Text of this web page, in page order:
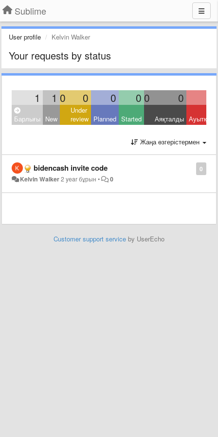
Sublime
User profile Kelvin Walker
Your requests by status
1 1 0 0 0 0 0 0
Барлығы New
Under
review Planned Started Аяқталды
Жаңа өзгерістермен
0
bidencash invite code
Kelvin Walker2 year бұрын • 0
Customer support service by UserEcho